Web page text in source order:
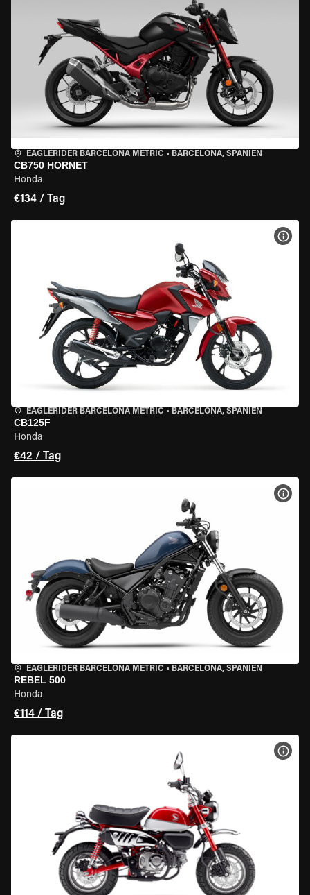
EAGLERIDER BARCELONA METRIC • BARCELONA, SPANIEN
CB750 HORNET
Honda
€134 / Tag
EAGLERIDER BARCELONA METRIC • BARCELONA, SPANIEN
CB125F
Honda
€42 / Tag
EAGLERIDER BARCELONA METRIC • BARCELONA, SPANIEN
REBEL 500
Honda
€114 / Tag